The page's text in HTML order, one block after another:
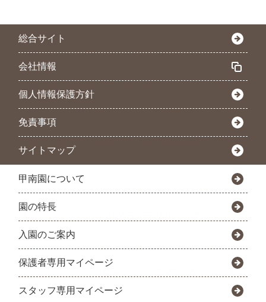
総合サイト
会社情報
個人情報保護方針
免責事項
サイトマップ
甲南園について
園の特長
入園のご案内
保護者専用マイページ
スタッフ専用マイページ